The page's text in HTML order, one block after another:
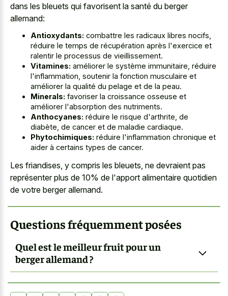
dans les bleuets qui favorisent la santé du berger
allemand:
Antioxydants: combattre les radicaux libres nocifs,
réduire le temps de récupération après l'exercice et
ralentir le processus de vieillissement.
Vitamines: améliorer le système immunitaire, réduire
l'inflammation, soutenir la fonction musculaire et
améliorer la qualité du pelage et de la peau.
Minerals: favoriser la croissance osseuse et
améliorer l'absorption des nutriments.
Anthocyanes: réduire le risque d'arthrite, de
diabète, de cancer et de maladie cardiaque.
Phytochimiques: réduire l'inflammation chronique et
aider à certains types de cancer.
Les friandises, y compris les bleuets, ne devraient pas
représenter plus de 10% de l'apport alimentaire quotidien
de votre berger allemand.
Questions fréquemment posées
Quel est le meilleur fruit pour un
berger allemand ?